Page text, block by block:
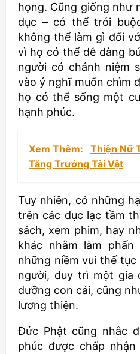
họng. Cũng giống như
dục – có thể trói
không thể làm gì đối
vì họ có thể dễ dàng
người có chánh niệm
vào ý nghĩ muốn chìm
họ có thể sống một
hạnh phúc.
Xem Thêm:
Thiện Nữ
Tăng Trưởng Tài Vật
Tuy nhiên, có những
trên các dục lạc tầm
sách, xem phim, hay
khác nhằm làm
những niềm vui thế
người, duy trì một gia
dưỡng con cái, cũng
lương thiện.
Đức Phật cũng nhắc
phúc được chấp